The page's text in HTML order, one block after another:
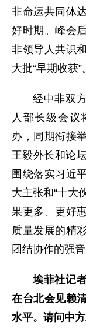
非命运共同体
好时期。峰会
非领导人共识
大批“早期收获”。
经中非双
人部长级会议
办，同期衔接
王毅外长和论
围绕落实习近
大主张和“十大
果更多、更好
质量发展的精
团结协作的强音
埃菲社记
在台北会见赖
水平。请问中